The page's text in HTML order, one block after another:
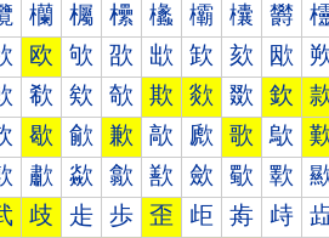
欗 欘 欙 欚 欛 欜 欝
欧 欨 欩 欪 欫 欬 欭
欷 欸 欹 欺 欻 欼 欽
歇 歈 歉 歊 歋 歌 歍
歗 歘 歙 歚 歛 歜 歝
歧 歨 歩 歪 歫 歬 歭